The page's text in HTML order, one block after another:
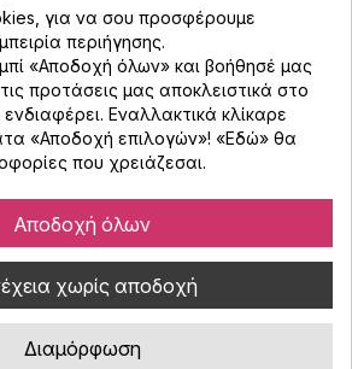
2026 / Οι τιμές περιλαμβάνουν
για να σου προσφέρουμε
περιήγησης.
«Αποδοχή όλων» και βοήθησέ μας
προτάσεις μας αποκλειστικά στο
Εναλλακτικά κλίκαρε
«Αποδοχή επιλογών»! «Εδώ» θα
που χρειάζεσαι.
Αποδοχή όλων
χωρίς αποδοχή
Διαμόρφωση